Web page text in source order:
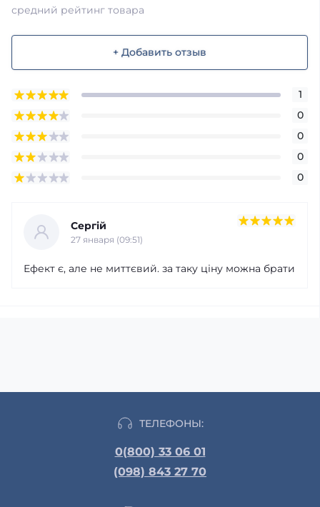
средний рейтинг товара
+ Добавить отзыв
1
0
0
0
0
Сергій
27 января (09:51)
Ефект є, але не миттєвий. за таку ціну можна брати
ТЕЛЕФОНЫ:
0(800) 33 06 01
(098) 843 27 70